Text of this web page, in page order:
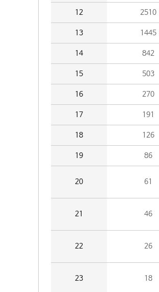
12 2510
13 1445
14 842
15 503
16 270
17 191
18 126
19 86
20 61
21 46
22 26
23 18